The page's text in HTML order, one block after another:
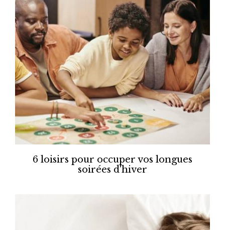
6 loisirs pour occuper vos longues
soirées d'hiver